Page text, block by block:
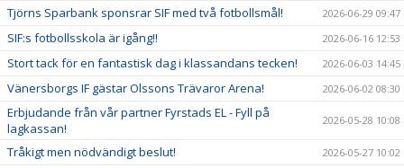
Tjörns Sparbank sponsrar SIF med två fotbollsmål! 2026-06-29 09:47
SIF:s fotbollsskola är igång!! 2026-06-16 12:53
Stort tack för en fantastisk dag i klassandans tecken! 2026-06-03 14:45
Vänersborgs IF gästar Olssons Trävaror Arena! 2026-06-02 08:30
Erbjudande från vår partner Fyrstads EL - Fyll på
lagkassan!
2026-05-28 10:08
Tråkigt men nödvändigt beslut! 2026-05-27 10:02